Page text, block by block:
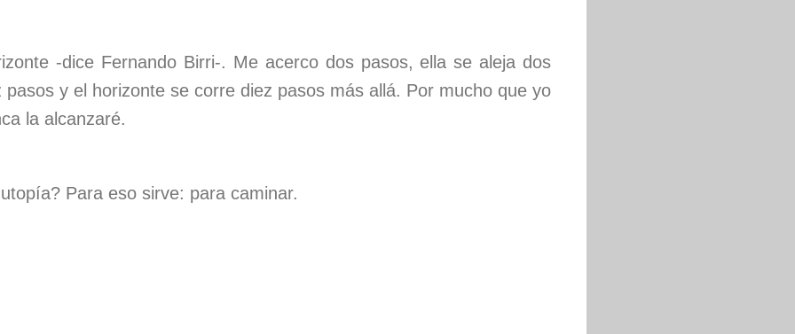
-dice Fernando Birri-. Me acerco dos pasos, ella se aleja dos
pasos y el horizonte se corre diez pasos más allá. Por mucho que yo
la alcanzaré.
Para eso sirve: para caminar.